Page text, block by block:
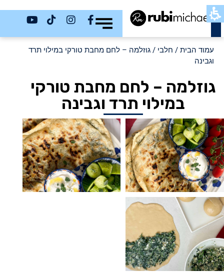
כשר
עמוד הבית / חלבי / גוזלמה – לחם מחבת טורקי במילוי תרד
וגבינה
גוזלמה – לחם מחבת טורקי
במילוי תרד וגבינה